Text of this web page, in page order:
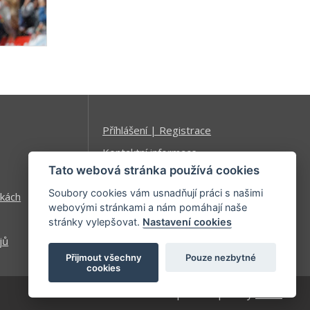
Příhlášení | Registrace
Kontaktní informace
Mapa stránek
Tato webová stránka používá cookies
Soubory cookies vám usnadňují práci s našimi
webovými stránkami a nám pomáhají naše
stránky vylepšovat. Nastavení cookies
Přijmout všechny
cookies
Pouze nezbytné